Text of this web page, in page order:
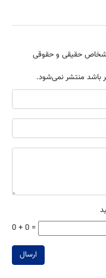
اشخاص حقیقی و حقوقی
باشد منتشر نمی‌شود.
0 + 0 =
ارسال